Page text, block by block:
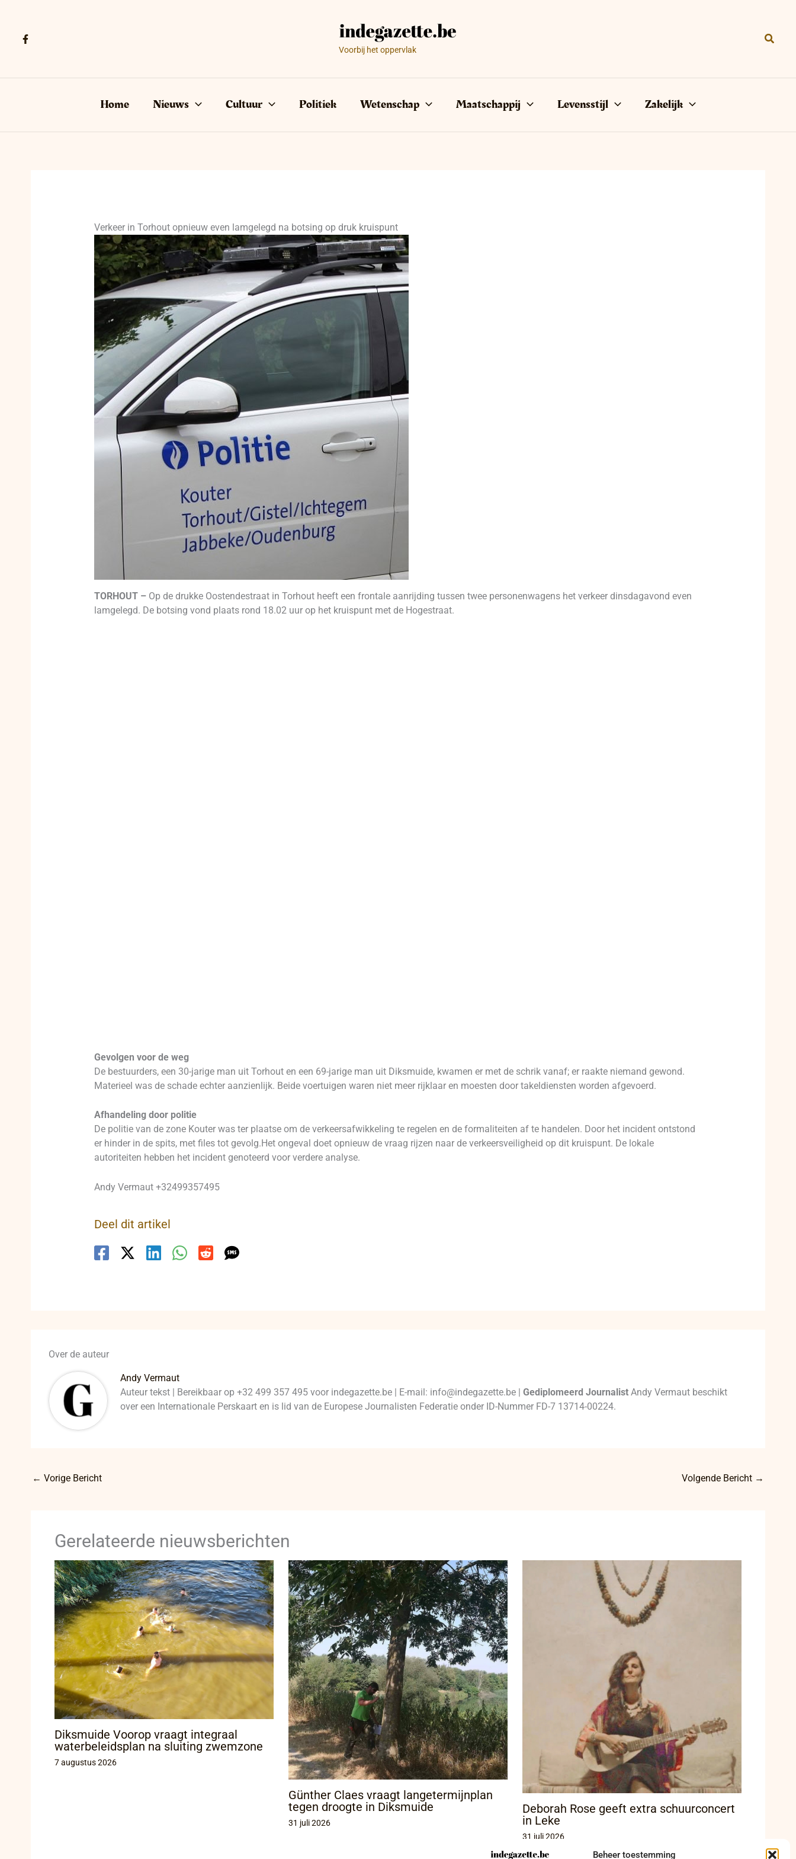
Beheer toestemming
Voorbij het oppervlak
Home Nieuws Cultuur Politiek Wetenschap Maatschappij Levensstijl Zakelijk
Verkeer in Torhout opnieuw even lamgelegd na botsing op druk kruispunt
TORHOUT –Op de drukke Oostendestraat in Torhout heeft een frontale aanrijding tussen twee personenwagens het verkeer dinsdagavond even
lamgelegd. De botsing vond plaats rond 18.02 uur op het kruispunt met de Hogestraat.
Gevolgen voor de weg
De bestuurders, een 30-jarige man uit Torhout en een 69-jarige man uit Diksmuide, kwamen er met de schrik vanaf; er raakte niemand gewond.
Materieel was de schade echter aanzienlijk. Beide voertuigen waren niet meer rijklaar en moesten door takeldiensten worden afgevoerd.
Afhandeling door politie
De politie van de zone Kouter was ter plaatse om de verkeersafwikkeling te regelen en de formaliteiten af te handelen. Door het incident ontstond
er hinder in de spits, met files tot gevolg.Het ongeval doet opnieuw de vraag rijzen naar de verkeersveiligheid op dit kruispunt. De lokale
autoriteiten hebben het incident genoteerd voor verdere analyse.
Andy Vermaut +32499357495
Deel dit artikel
Over de auteur
Andy Vermaut
Auteur tekst | Bereikbaar op +32 499 357 495 voor indegazette.be | E-mail: info@indegazette.be |Gediplomeerd Journalist Andy Vermaut beschikt
over een Internationale Perskaart en is lid van de Europese Journalisten Federatie onder ID-Nummer FD-7 13714-00224.
← Vorige Bericht Volgende Bericht →
Gerelateerde nieuwsberichten
Diksmuide Voorop vraagt integraal
waterbeleidsplan na sluiting zwemzone
7 augustus 2026
Günther Claes vraagt langetermijnplan
tegen droogte in Diksmuide
31 juli 2026
Deborah Rose geeft extra schuurconcert
in Leke
31 juli 2026